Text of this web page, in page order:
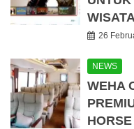
26
NEWS
WEHA
HORSE